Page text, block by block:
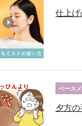
仕上
ベース
夕方